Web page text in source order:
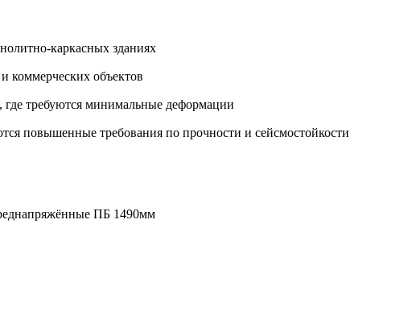
каркасных зданиях
коммерческих объектов
требуются минимальные деформации
повышенные требования по прочности и сейсмостойкости
ПБ 1490мм